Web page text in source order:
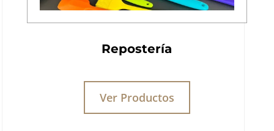
Repostería
Ver Productos